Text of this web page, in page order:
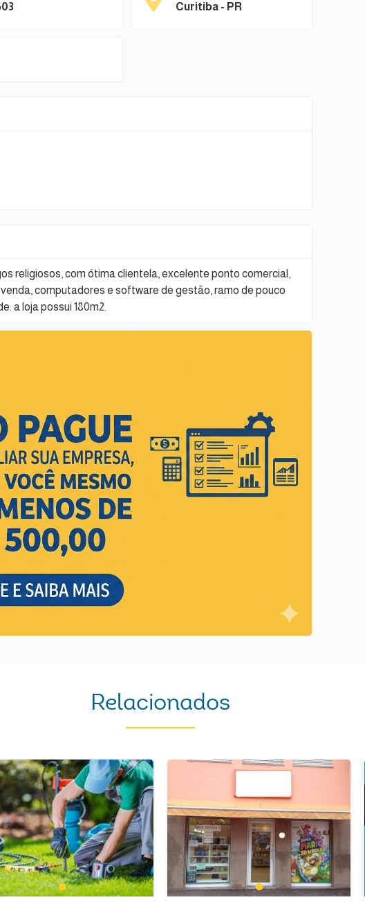
Curitiba - PR
religiosos, com ótima clientela, excelente ponto comercial,
computadores e software de gestão, ramo de pouco
a loja possui 180m2.
Relacionados
1 1